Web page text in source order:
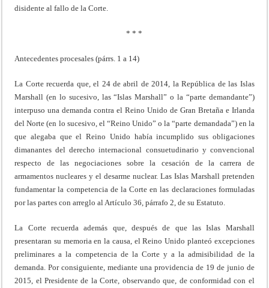
disidente al fallo de la Corte.
* * *
Antecedentes procesales (párrs. 1 a 14)
La Corte recuerda que, el 24 de abril de 2014, la República de las Islas
Marshall (en lo sucesivo, las “Islas Marshall” o la “parte demandante”)
interpuso una demanda contra el Reino Unido de Gran Bretaña e Irlanda
del Norte (en lo sucesivo, el “Reino Unido” o la “parte demandada”) en la
que alegaba que el Reino Unido había incumplido sus obligaciones
dimanantes del derecho internacional consuetudinario y convencional
respecto de las negociaciones sobre la cesación de la carrera de
armamentos nucleares y el desarme nuclear. Las Islas Marshall pretenden
fundamentar la competencia de la Corte en las declaraciones formuladas
por las partes con arreglo al Artículo 36, párrafo 2, de su Estatuto.
La Corte recuerda además que, después de que las Islas Marshall
presentaran su memoria en la causa, el Reino Unido planteó excepciones
preliminares a la competencia de la Corte y a la admisibilidad de la
demanda. Por consiguiente, mediante una providencia de 19 de junio de
2015, el Presidente de la Corte, observando que, de conformidad con el